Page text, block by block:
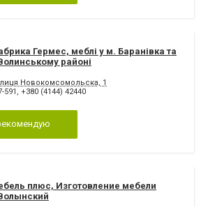
Гермес, меблі у м. Баранівка та
районі
Новокомсомольска, 1
591 , +380 (4144) 42440
плюс, Изготовление мебели